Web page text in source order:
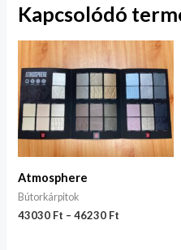
Kapcsolódó
Atmosphere
Bútorkárpitok
43030 Ft –46230 Ft